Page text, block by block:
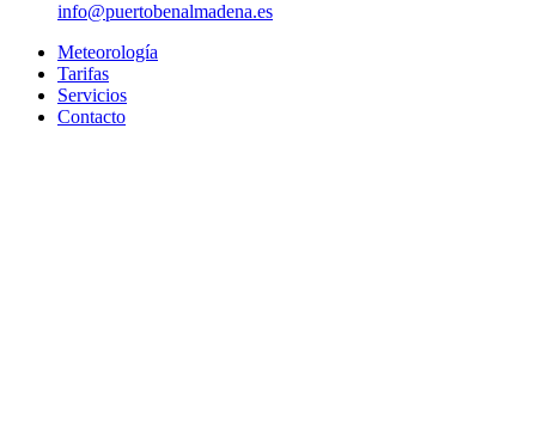
info@puertobenalmadena.es
Meteorología
Tarifas
Servicios
Contacto